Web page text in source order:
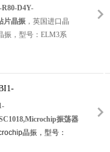
振器，四脚贴片晶
振，SMD石英晶体，
，具有超小型晶振，轻薄
贴片晶振
D4Y-
片晶振 ， 英国进口晶
振，型号：ELM3系
稳定性：±30ppm，频
电容：30pF，小体积
英晶振
无源晶振，石英晶振，
振。具有超小型，轻薄
振荡器
晶振，型号：